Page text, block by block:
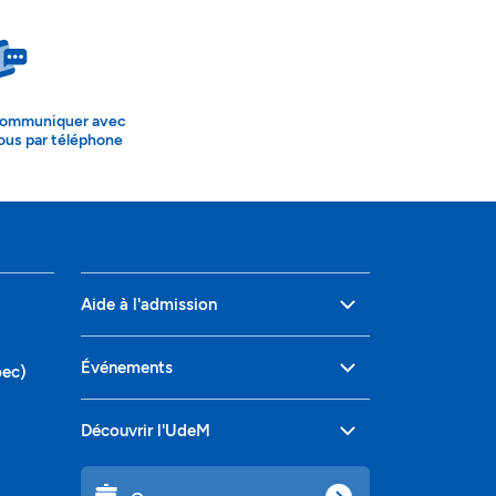
avec
par téléphone
Aide à l'admission
Événements
Découvrir l'UdeM